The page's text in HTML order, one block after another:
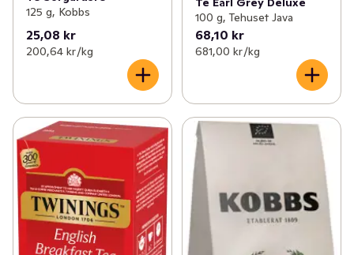
125 g, Kobbs
25,08 kr
200,64 kr /kg
100 g, Tehuset Java
68,10 kr
681,00 kr /kg